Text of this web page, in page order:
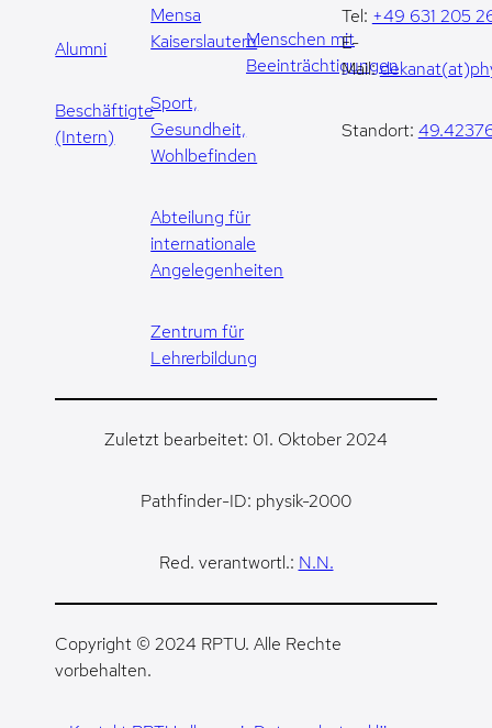
Alumni
Beschäftigte
(Intern)
Mensa
Kaiserslautern
Sport,
Gesundheit,
Wohlbefinden
Abteilung für
internationale
Angelegenheiten
Zentrum für
Lehrerbildung
Menschen mit
Beeinträchtigungen
Tel: +49 631 205
E-
Mail:
Standort:
Zuletzt bearbeitet: 01. Oktober 2024
Pathfinder-ID: physik-2000
Red. verantwortl.: N.N.
Copyright © 2024 RPTU. Alle Rechte
vorbehalten.